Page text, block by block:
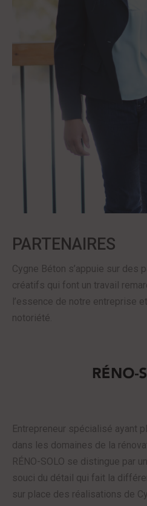
PARTENAIRES
Cygne Béton s’appuie sur des
créatifs qui font un travail
l’essence de notre entreprise
notoriété.
Entrepreneur spécialisé ayant
dans les domaines de la
RÉNO-SOLO se distingue par
souci du détail qui fait la
sur place des réalisations de